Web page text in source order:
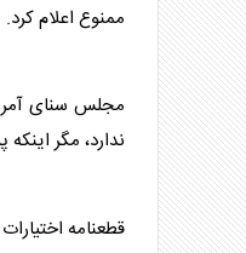
ممنوع اعلام کرد.
مجلس سنای
ندارد، مگر
قطعنامه اختیارات جنگی، با ۵۰ رأی موافق